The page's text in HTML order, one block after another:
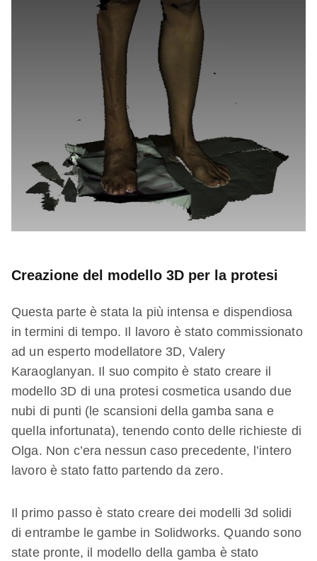
Creazione del modello 3D per la protesi​
Questa parte è stata la più intensa e dispendiosa
in termini di tempo. Il lavoro è stato commissionato
ad un esperto modellatore 3D, Valery
Karaoglanyan. Il suo compito è stato creare il
modello 3D di una protesi cosmetica usando due
nubi di punti (le scansioni della gamba sana e
quella infortunata), tenendo conto delle richieste di
Olga. Non c’era nessun caso precedente, l’intero
lavoro è stato fatto partendo da zero.
Il primo passo è stato creare dei modelli 3d solidi
di entrambe le gambe in Solidworks. Quando sono
state pronte, il modello della gamba è stato